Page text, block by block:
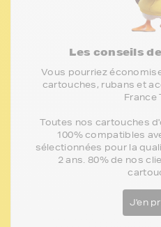
Les conseils
Vous pourriez
cartouches, rubans et
France
Toutes nos cartouches
100% compatibles
sélectionnées pour la
2 ans. 80% de nos
J'en